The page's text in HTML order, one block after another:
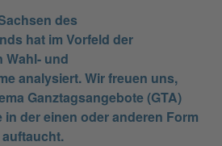
des
hat im Vorfeld der
Wahl- und
analysiert. Wir freuen uns,
Ganztagsangebote (GTA)
in der einen oder anderen Form